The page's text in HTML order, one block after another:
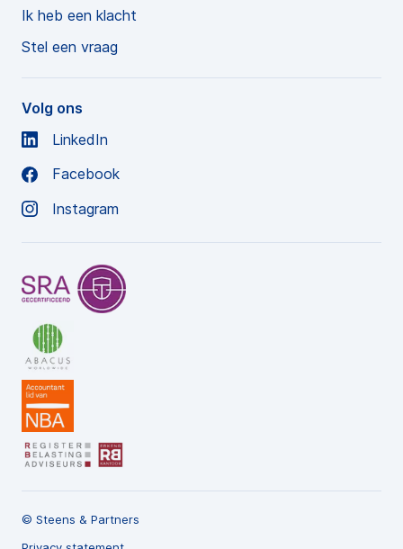
Ik heb een klacht
Stel een vraag
Volg ons
LinkedIn
Facebook
Instagram
© Steens & Partners